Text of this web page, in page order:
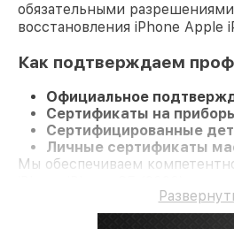
обязательными
восстановления iPhone Apple
Как подтверждаем
Официальное
Сертификаты на
Сертифицированные
Личные сертификаты
Мы обеспечиваем